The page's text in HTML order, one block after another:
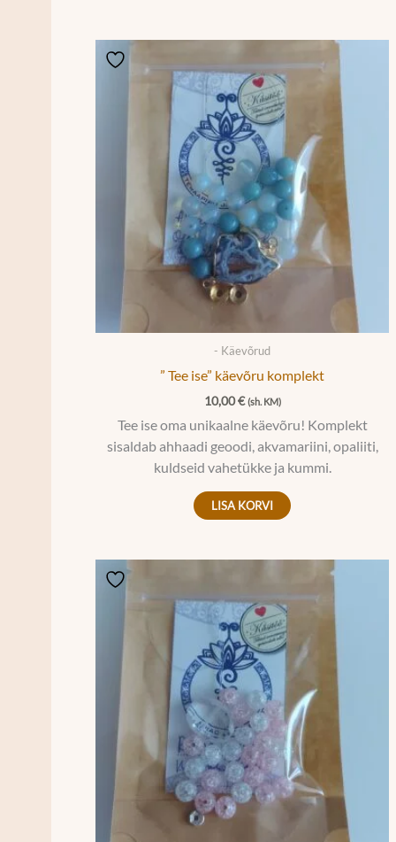
- Käevõrud
” Tee ise” käevõru komplekt
10,00€ (sh. KM)
Tee ise oma unikaalne käevõru! Komplekt
sisaldab ahhaadi geoodi, akvamariini, opaliiti,
kuldseid vahetükke ja kummi.
LISA KORVI